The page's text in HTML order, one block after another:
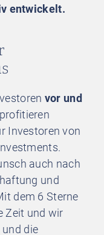
entwickelt.
vor und
Investoren von
auch nach
und
dem 6 Sterne
Zeit und wir
die